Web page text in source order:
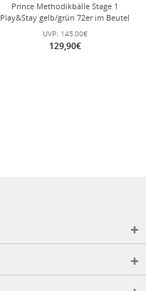
Prince Methodikbälle Stage 1
Play&Stay gelb/grün 72er im Beutel
UVP: 145,00€
129,90€